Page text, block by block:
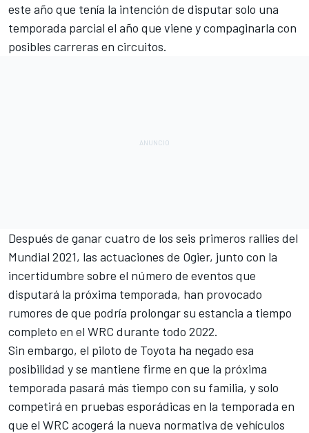
este año que tenía la intención de disputar solo una
temporada parcial el año que viene y compaginarla con
posibles carreras en circuitos.
Después de ganar cuatro de los seis primeros rallies del
Mundial 2021, las actuaciones de Ogier, junto con la
incertidumbre sobre el número de eventos que
disputará la próxima temporada, han provocado
rumores de que podría prolongar su estancia a tiempo
completo en el WRC durante todo 2022.
Sin embargo, el piloto de Toyota ha negado esa
posibilidad y se mantiene firme en que la próxima
temporada pasará más tiempo con su familia, y solo
competirá en pruebas esporádicas en la temporada en
que el WRC acogerá la nueva normativa de vehículos